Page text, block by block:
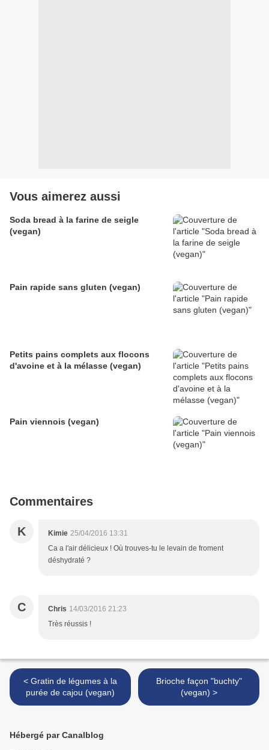
Vous aimerez aussi
Soda bread à la farine de seigle
(vegan)
Pain rapide sans gluten (vegan)
Petits pains complets aux flocons
d'avoine et à la mélasse (vegan)
Pain viennois (vegan)
Commentaires
K Kimie 25/04/2016 13:31
Ca a l'air délicieux ! Où trouves-tu le levain de froment
déshydraté ?
C Chris 14/03/2016 21:23
Très réussis !
< Gratin de légumes à la
purée de cajou (vegan)
Brioche façon "buchty"
(vegan) >
Hébergé par Canalblog